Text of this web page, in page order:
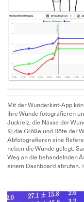
Mit der Wunderkint-App
ihre Wunde fotografieren
Juckreiz, die Nässe der
KI die Größe und Röte der
Abfotografieren eine
neben die Wunde gelegt.
Weg an die behandelnden
einem Dashboard abrufen.